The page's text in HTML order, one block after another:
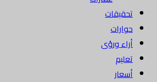
تحقيقات
حوارات
أراء ورؤى
تعليم
أسعار